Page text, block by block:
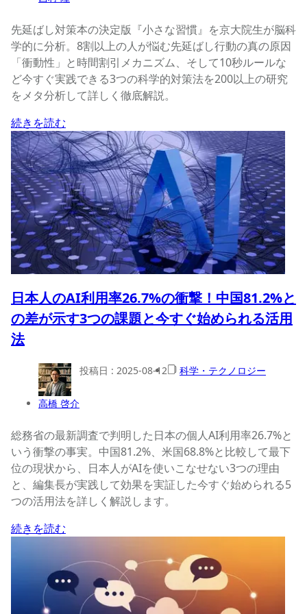
先延ばし対策本の決定版『小さな習慣』を京大院生が脳科
学的に分析。8割以上の人が悩む先延ばし行動の真の原因
「衝動性」と時間割引メカニズム、そして10秒ルールな
ど今すぐ実践できる3つの科学的対策法を200以上の研究
をメタ分析して詳しく徹底解説。
続きを読む
日本人のAI利用率26.7%の衝撃！中国81.2%と
の差が示す3つの課題と今すぐ始められる活用
法
高橋 啓介
投稿日 : 2025-08-12 科学・テクノロジー
総務省の最新調査で判明した日本の個人AI利用率26.7%と
いう衝撃の事実。中国81.2%、米国68.8%と比較して最下
位の現状から、日本人がAIを使いこなせない3つの理由
と、編集長が実践して効果を実証した今すぐ始められる5
つの活用法を詳しく解説します。
続きを読む